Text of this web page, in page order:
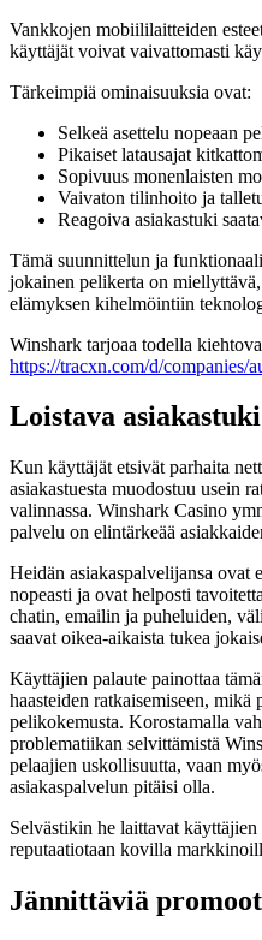
Vankkojen mobiililaitteiden
käyttäjät voivat vaivattomasti
Tärkeimpiä ominaisuuksia ovat:
Selkeä asettelu nopeaan
Pikaiset latausajat
Sopivuus monenlaisten
Vaivaton tilinhoito ja
Reagoiva asiakastuki
Tämä suunnittelun ja
jokainen pelikerta on
elämyksen kihelmöintiin
Winshark tarjoaa todella
https://tracxn.com/d/
Loistava asiakastuki
Kun käyttäjät etsivät parhaita
asiakastuesta muodostuu usein
valinnassa. Winshark Casino
palvelu on elintärkeää
Heidän asiakaspalvelijansa ovat
nopeasti ja ovat helposti
chatin, emailin ja puheluiden,
saavat oikea-aikaista tukea
Käyttäjien palaute painottaa
haasteiden ratkaisemiseen, mikä
pelikokemusta. Korostamalla
problematiikan selvittämistä
pelaajien uskollisuutta, vaan
asiakaspalvelun pitäisi olla.
Selvästikin he laittavat
reputaatiotaan kovilla
Jännittäviä